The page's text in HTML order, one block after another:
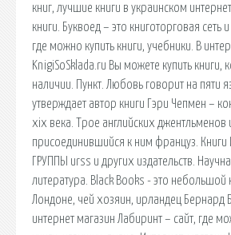
книг, лучшие книги в украинском
книги. Буквоед – это книготорговая сеть
где можно купить книги, учебники. В
KnigiSoSklada.ru Вы можете купить книги,
наличии. Пункт. Любовь говорит на пяти
утверждает автор книги Гэри Чепмен –
xix века. Трое английских джентльменов
присоединившийся к ним француз. Книги
ГРУППЫ urss и других издательств.
литература. Black Books - это небольшой
Лондоне, чей хозяин, ирландец Бернард
интернет магазин Лабиринт – сайт, где